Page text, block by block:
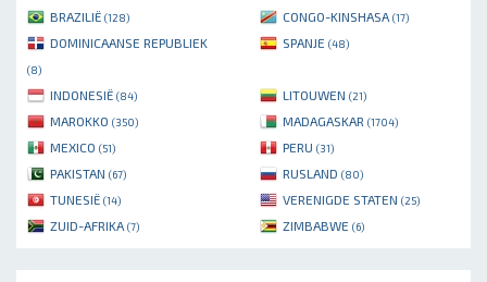
BRAZILIË (128) CONGO-KINSHASA (17)
DOMINICAANSE REPUBLIEK
(8)
SPANJE (48)
INDONESIË (84) LITOUWEN (21)
MAROKKO (350) MADAGASKAR (1704)
MEXICO (51) PERU (31)
PAKISTAN (67) RUSLAND (80)
TUNESIË (14) VERENIGDE STATEN (25)
ZUID-AFRIKA (7) ZIMBABWE (6)